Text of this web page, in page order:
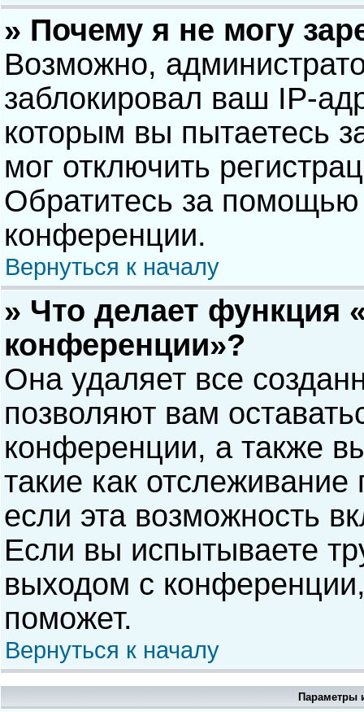
» Почему я не могу
Возможно,
заблокировал ваш IP-
которым вы пытаетесь
мог отключить
Обратитесь за помощью
конференции.
Вернуться к началу
» Что делает функция
конференции»?
Она удаляет все
позволяют вам
конференции, а также
такие как
если эта возможность
Если вы испытываете
выходом с
поможет.
Вернуться к началу
Параметры